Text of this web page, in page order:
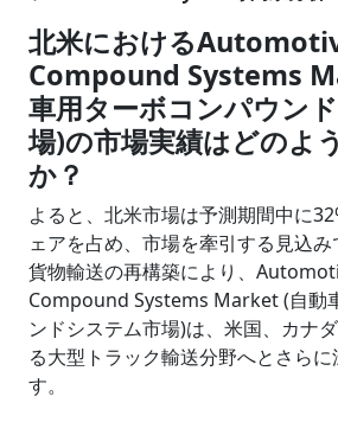
北米における
Compound Systems
車用ターボコンパウン
場)の市場実績はどのよ
か？
よると、北米市場は予測期間中に
ェアを占め、市場を牽引する見込
貨物輸送の再構築により、
Compound Systems Market (自動
ンドシステム市場)は、米国、カナ
る大型トラック輸送分野へとさらに
す。